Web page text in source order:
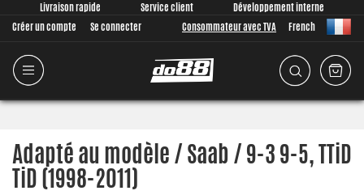
Livraison rapide Service client
Développement interne
Créer un compte
Se connecter Consommateur avec TVA French
Adapté au modèle / Saab / 9-3 9-5, TTiD
TiD (1998-2011)